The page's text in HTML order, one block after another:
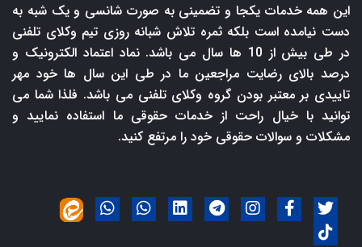
این همه خدمات یکجا و تضمینی به صورت شانسی و یک شبه به
دست نیامده است بلکه ثمره تلاش شبانه روزی تیم وکلای تلفنی
در طی بیش از 10 ها سال می باشد. نماد اعتماد الکترونیک و
درصد بالای رضایت مراجعین ما در طی این سال ها خود مهر
تاییدی بر معتبر بودن گروه وکلای تلفنی می باشد. فلذا شما می
توانید با خیال راحت از خدمات حقوقی ما استفاده نمایید و
مشکلات و سوالات حقوقی خود را مرتفع کنید.